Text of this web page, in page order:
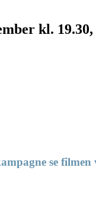
kl.
se filmen